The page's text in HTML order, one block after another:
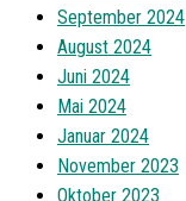
September 2024
August 2024
Juni 2024
Mai 2024
Januar 2024
November 2023
Oktober 2023